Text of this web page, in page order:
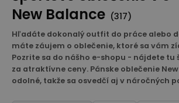
New Balance (317)
Hľadáte dokonalý outfit do práce alebo
máte záujem o oblečenie, ktoré sa vám
Pozrite sa do nášho e-shopu - nájdete
za atraktívne ceny. Pánske oblečenie
odolné, takže sa osvedčí aj v náročných